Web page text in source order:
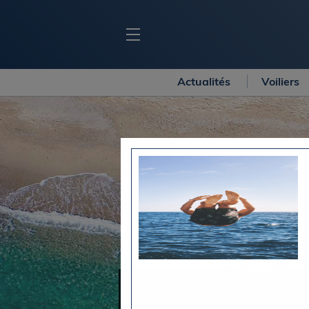
BLOC MARINE
Ports
Carnets de voyage
Dossiers de la
Application Bloc Marine
Règlementation
BATEAUX
Actualités Voiliers